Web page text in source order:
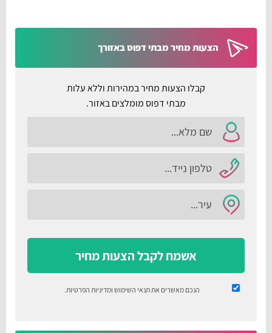
הצעות מחיר מבתי דפוס באזורך
קבלו הצעות מחיר במהירות וללא עלות
מבתי דפוס מומלצים באזור.
אשמח לקבל הצעות מחיר
הנכם מאשרים אתתנאי השימוש ומדיניות הפרטיות.